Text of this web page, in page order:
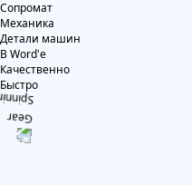
Сопромат
Механика
Детали машин
В Word'е
Качественно
Быстро